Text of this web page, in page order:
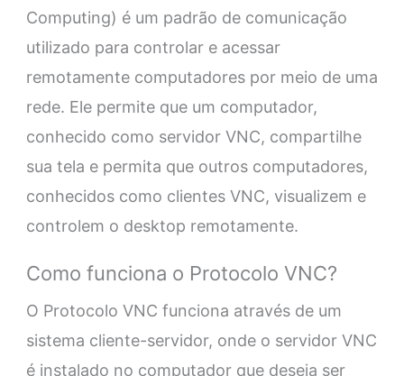
Computing) é um padrão de comunicação
utilizado para controlar e acessar
remotamente computadores por meio de uma
rede. Ele permite que um computador,
conhecido como servidor VNC, compartilhe
sua tela e permita que outros computadores,
conhecidos como clientes VNC, visualizem e
controlem o desktop remotamente.
Como funciona o Protocolo VNC?
O Protocolo VNC funciona através de um
sistema cliente-servidor, onde o servidor VNC
é instalado no computador que deseja ser